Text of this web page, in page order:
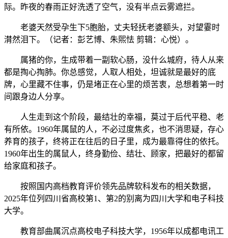
际。昨夜的春雨正好洗透了空气，没有半点云雾遮拦。
老婆天然受孕生下5胞胎，丈夫轻抚老婆额头，对望霎时
潸然泪下。（记者：彭艺博、朱煕怯 剪辑：心悦）。
属猪的你，生成带着一副软心肠，没什么城府，待人从来
都是掏心掏肺。你总感觉，人取人相处，坦诚就是最好的底
牌，心里藏不住事，仍是堵正在心里的烦苦衷，总想着第一时
间跟身边人分享。
人生走到这个阶段，最结壮的幸福，莫过于后代平稳、老
有所依。1960年属鼠的人，不必过度焦炙，也不消思疑，存心
养育的孩子，终将正在往后的日子里，成为最靠得住的依托。
1960年出生的属鼠人，终身勤俭、结壮、顾家，把最好的都留
给家庭和孩子。
按照国内高档教育评价领先品牌软科发布的相关数据，
2025年位列四川省高校第1、第2的别离为四川大学和电子科技
大学。
教育部曲属沉点高校电子科技大学，1956年以成都电讯工